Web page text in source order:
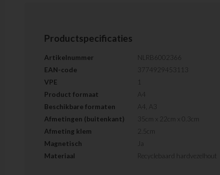
Productspecificaties
Artikelnummer
NLRB6002366
EAN-code
3774929453113
VPE
1
Product formaat
A4
Beschikbare formaten
A4, A3
Afmetingen (buitenkant)
35cm x 22cm x 0.3cm
Afmeting klem
2.5cm
Magnetisch
Ja
Materiaal
Recyclebaard hardvezelhout